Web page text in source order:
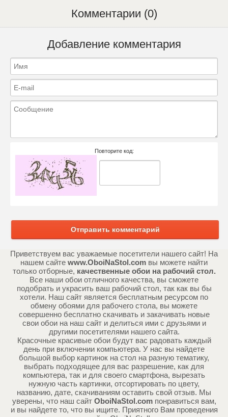
Комментарии (0)
Добавление комментария
Повторите код:
Отправить комментарий
Приветствуем вас уважаемые посетители нашего сайт! На
нашем сайте www.OboiNaStol.com вы можете найти
только отборные, качественные обои на рабочий стол.
Все наши обои отличного качества, вы сможете
подобрать и украсить ваш рабочий стол, так как вы бы
хотели. Наш сайт является бесплатным ресурсом по
обмену обоями для рабочего стола, вы можете
совершенно бесплатно скачивать и закачивать новые
свои обои на наш сайт и делиться ими с друзьями и
другими посетителями нашего сайта.
Красочные красивые обои будут вас радовать каждый
день при включении компьютера. У нас вы найдете
большой выбор картинок на стол на разную тематику,
выбрать подходящее для вас разрешение, как для
компьютера, так и для своего смартфона, вырезать
нужную часть картинки, отсортировать по цвету,
названию, дате, скачиваниям оставить свой отзыв. Мы
уверены, что наш сайт OboiNaStol.comпонравиться вам,
и вы найдете то, что вы ищите. Приятного Вам проведения